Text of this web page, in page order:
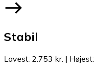
Stabil
Lavest: 2.753 kr. | Højest: